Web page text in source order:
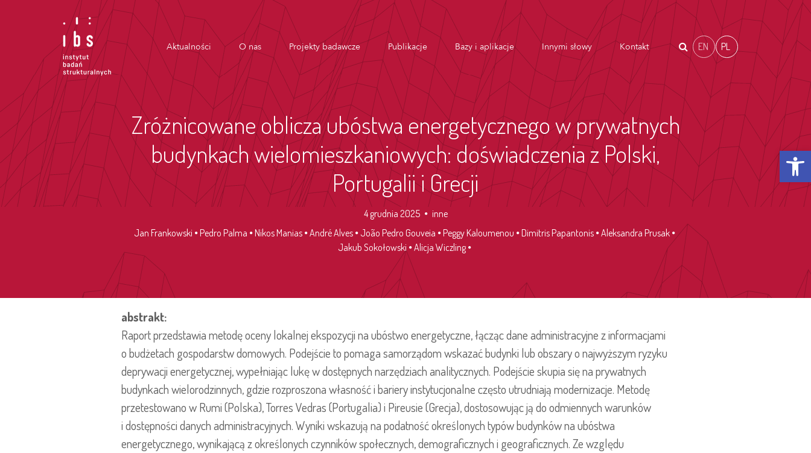
Otwórz
Aktualności O nas Projekty badawcze Publikacje Bazy i aplikacje Innymi słowy Kontakt EN PL
Zróżnicowane oblicza ubóstwa energetycznego w prywatnych
budynkach wielomieszkaniowych: doświadczenia z Polski,
Portugalii i Grecji
4 grudnia 2025
inne
Jan Frankowski
Pedro Palma Nikos Manias André Alves João Pedro Gouveia Peggy Kaloumenou Dimitris Papantonis Aleksandra Prusak
Jakub Sokołowski Alicja Wiczling
abstrakt:
Raport przedstawia metodę oceny lokalnej ekspozycji na ubóstwo energetyczne, łącząc dane administracyjne z informacjami
o budżetach gospodarstw domowych. Podejście to pomaga samorządom wskazać budynki lub obszary o najwyższym ryzyku
deprywacji energetycznej, wypełniając lukę w dostępnych narzędziach analitycznych. Podejście skupia się na prywatnych
budynkach wielorodzinnych, gdzie rozproszona własność i bariery instytucjonalne często utrudniają modernizacje. Metodę
przetestowano w Rumi (Polska), Torres Vedras (Portugalia) i Pireusie (Grecja), dostosowując ją do odmiennych warunków
i dostępności danych administracyjnych. Wyniki wskazują na podatność określonych typów budynków na ubóstwa
energetycznego, wynikającą z określonych czynników społecznych, demograficznych i geograficznych. Ze względu